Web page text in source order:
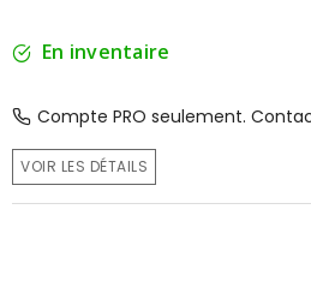
En inventaire
Compte PRO seulement.
VOIR LES DÉTAILS